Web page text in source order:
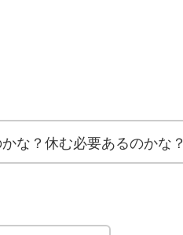
な？休む必要あるのかな？